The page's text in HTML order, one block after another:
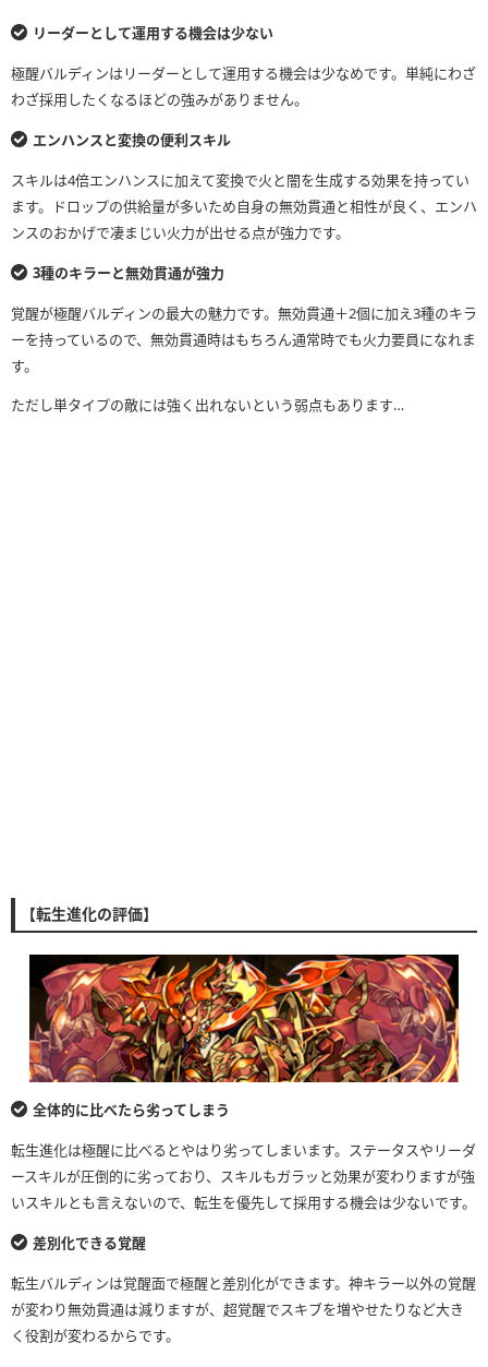
リーダーとして運用する機会は少ない
極醒バルディンはリーダーとして運用する機会は少なめです。単純にわざ
わざ採用したくなるほどの強みがありません。
エンハンスと変換の便利スキル
スキルは4倍エンハンスに加えて変換で火と闇を生成する効果を持ってい
ます。ドロップの供給量が多いため自身の無効貫通と相性が良く、エンハ
ンスのおかげで凄まじい火力が出せる点が強力です。
3種のキラーと無効貫通が強力
覚醒が極醒バルディンの最大の魅力です。無効貫通＋2個に加え3種のキラ
ーを持っているので、無効貫通時はもちろん通常時でも火力要員になれま
す。
ただし単タイプの敵には強く出れないという弱点もあります…
【転生進化の評価】
全体的に比べたら劣ってしまう
転生進化は極醒に比べるとやはり劣ってしまいます。ステータスやリーダ
ースキルが圧倒的に劣っており、スキルもガラッと効果が変わりますが強
いスキルとも言えないので、転生を優先して採用する機会は少ないです。
差別化できる覚醒
転生バルディンは覚醒面で極醒と差別化ができます。神キラー以外の覚醒
が変わり無効貫通は減りますが、超覚醒でスキブを増やせたりなど大き
く役割が変わるからです。